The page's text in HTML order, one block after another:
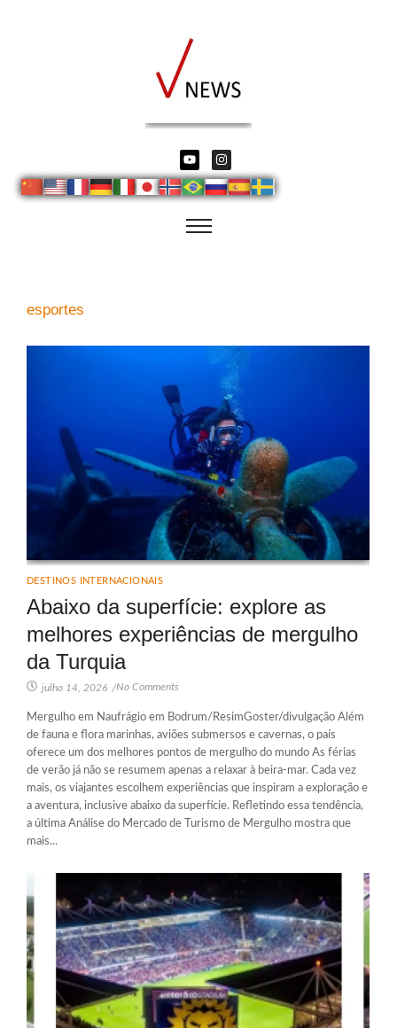
esportes
DESTINOS INTERNACIONAIS
Abaixo da superfície: explore as
melhores experiências de mergulho
da Turquia
julho 14, 2026 /No Comments
Mergulho em Naufrágio em Bodrum/ResimGoster/divulgação Além
de fauna e flora marinhas, aviões submersos e cavernas, o país
oferece um dos melhores pontos de mergulho do mundo As férias
de verão já não se resumem apenas a relaxar à beira-mar. Cada vez
mais, os viajantes escolhem experiências que inspiram a exploração e
a aventura, inclusive abaixo da superfície. Refletindo essa tendência,
a última Análise do Mercado de Turismo de Mergulho mostra que
mais...